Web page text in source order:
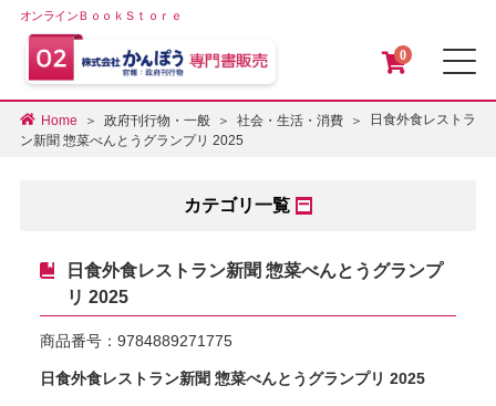
オンラインＢｏｏｋＳｔｏｒｅ
0
Home 政府刊行物・一般 社会・生活・消費
日食外食レストラ
ン新聞 惣菜べんとうグランプリ 2025
カテゴリ一覧
日食外食レストラン新聞 惣菜べんとうグランプ
リ 2025
商品番号： 9784889271775
日食外食レストラン新聞 惣菜べんとうグランプリ 2025